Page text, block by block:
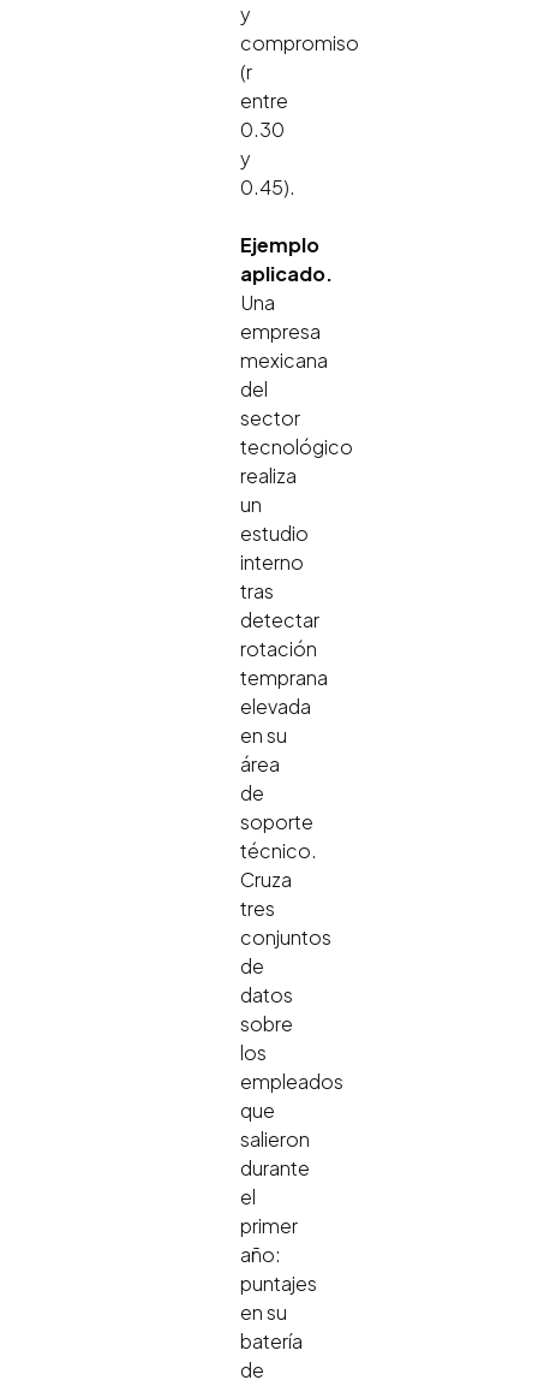
y
compromiso
(r
entre
0.30
y
0.45).
Ejemplo
aplicado.
Una
empresa
mexicana
del
sector
tecnológico
realiza
un
estudio
interno
tras
detectar
rotación
temprana
elevada
en su
área
de
soporte
técnico.
Cruza
tres
conjuntos
de
datos
sobre
los
empleados
que
salieron
durante
el
primer
año:
puntajes
en su
batería
de